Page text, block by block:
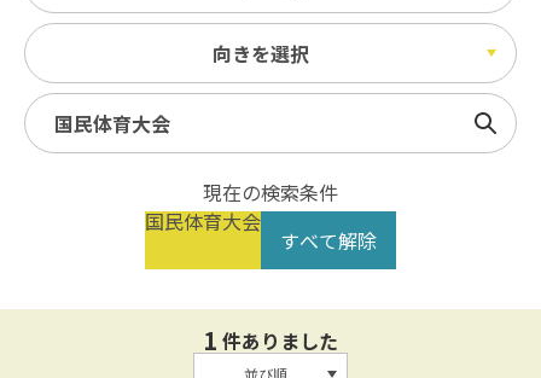
向きを選択
検索
現在の検索条件
国民体育大会
すべて解除
1 件ありました
並び順